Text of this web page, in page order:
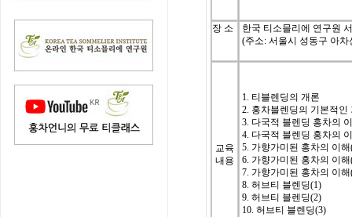
장 소
한국 티소믈리에 연구원
(주소: 서울시 성동구 아
교육
내용
1. 티블렌딩의 개론
2. 홍차블렌딩의 기본적인
3. 다국적 블렌딩 홍차의
4. 다국적 블렌딩 홍차의
5. 가향가미된 홍차의 이
6. 가향가미된 홍차의 이
7. 가향가미된 홍차의 이
8. 허브티 블렌딩(1)
9. 허브티 블렌딩(2)
10. 허브티 블렌딩(3)